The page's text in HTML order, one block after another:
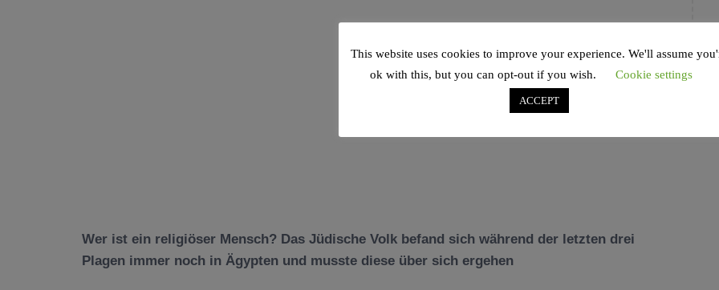
Wer ist ein religiöser Mensch? Das Jüdische Volk befand sich während der letzten drei
Plagen immer noch in Ägypten und musste diese über sich ergehen
This website uses cookies to improve your experience. We'll assume
ok with this, but you can opt-out if you wish.
Cookie settings
ACCEPT